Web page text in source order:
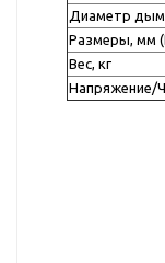
Диаметр
Размеры, мм
Вес, кг
Напряжение/